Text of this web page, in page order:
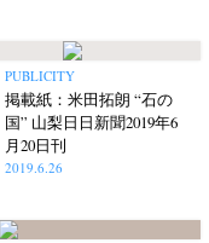
PUBLICITY
掲載紙：米田拓朗 “石の
国” 山梨日日新聞2019年6
月20日刊
2019.6.26